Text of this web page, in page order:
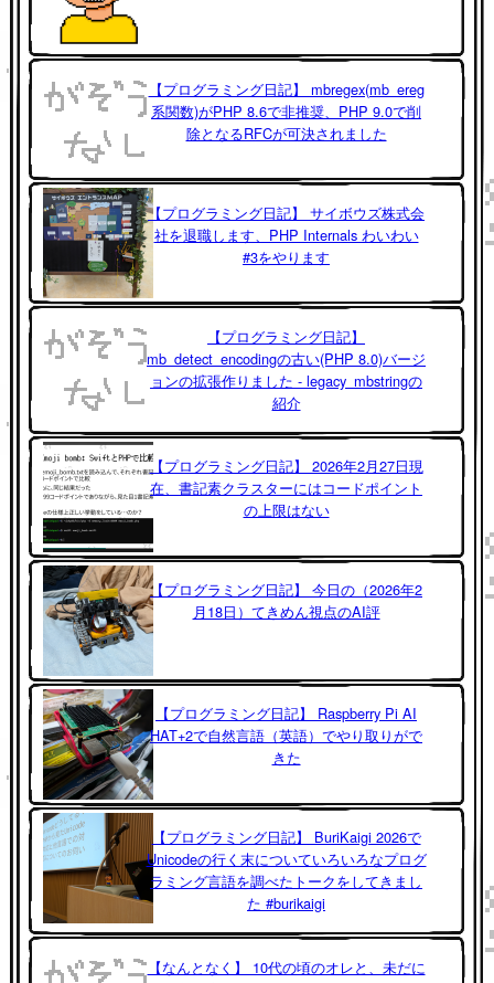
【プログラミング日記】 mbregex(mb_ereg
系関数)がPHP 8.6で非推奨、PHP 9.0で削
除となるRFCが可決されました
【プログラミング日記】 サイボウズ株式会
社を退職します、PHP Internals わいわい
#3をやります
【プログラミング日記】
mb_detect_encodingの古い(PHP 8.0)バージ
ョンの拡張作りました - legacy_mbstringの
紹介
【プログラミング日記】 2026年2月27日現
在、書記素クラスターにはコードポイント
の上限はない
【プログラミング日記】 今日の（2026年2
月18日）てきめん視点のAI評
【プログラミング日記】 Raspberry Pi AI
HAT+2で自然言語（英語）でやり取りがで
きた
【プログラミング日記】 BuriKaigi 2026で
Unicodeの行く末についていろいろなプログ
ラミング言語を調べたトークをしてきまし
た #burikaigi
【なんとなく】 10代の頃のオレと、未だに